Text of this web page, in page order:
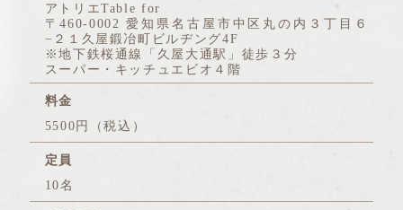
アトリエTable for
〒460-0002 愛知県名古屋市中区丸の内３丁目６
−２１久屋鍛冶町ビルヂング4F
※地下鉄桜通線「久屋大通駅」徒歩３分
スーパー・キッチュエビオ４階
料金
5500円（税込）
定員
10名